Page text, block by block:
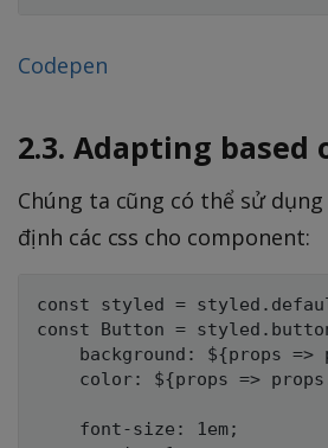
Codepen
2.3. Adapting based
Chúng ta cũng có thể sử
định các css cho component:
const styled =
const Button =